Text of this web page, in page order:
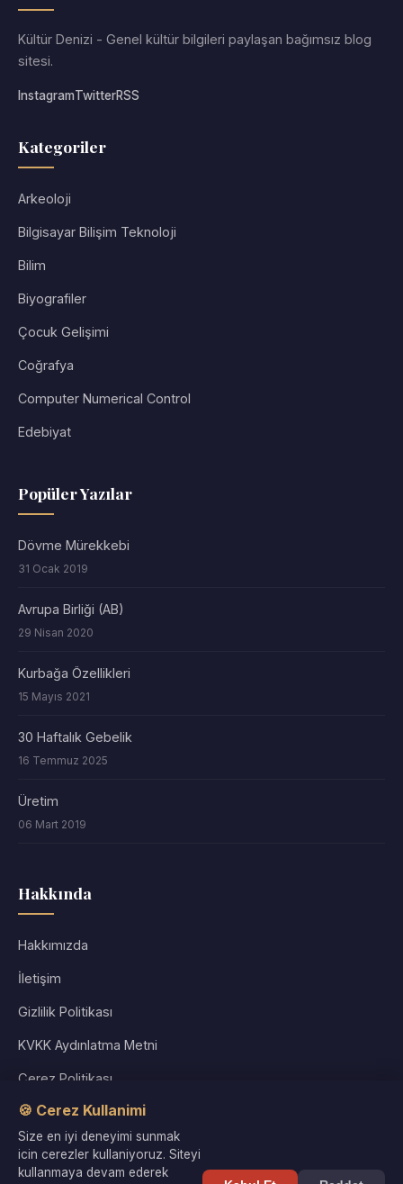
Kültür Denizi - Genel kültür bilgileri paylaşan bağımsız blog
sitesi.
InstagramTwitterRSS
Kategoriler
Arkeoloji
Bilgisayar Bilişim Teknoloji
Bilim
Biyografiler
Çocuk Gelişimi
Coğrafya
Computer Numerical Control
Edebiyat
Popüler Yazılar
Dövme Mürekkebi
31 Ocak 2019
Avrupa Birliği (AB)
29 Nisan 2020
Kurbağa Özellikleri
15 Mayıs 2021
30 Haftalık Gebelik
16 Temmuz 2025
Üretim
06 Mart 2019
Hakkında
Hakkımızda
İletişim
Gizlilik Politikası
KVKK Aydınlatma Metni
Çerez Politikası
Kullanım Koşulları
Site Haritası
🍪 Cerez Kullanimi
Size en iyi deneyimi sunmak
icin cerezler kullaniyoruz. Siteyi
kullanmaya devam ederek